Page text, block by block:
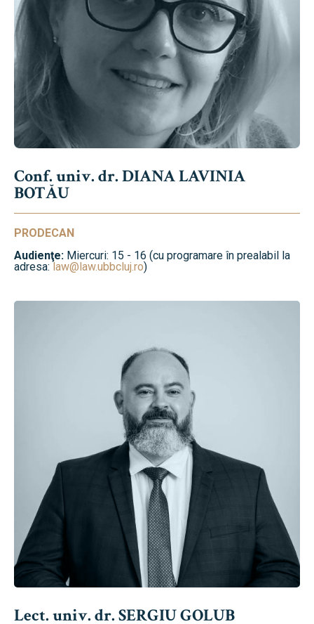
Conf. univ. dr. DIANA LAVINIA
BOTĂU
PRODECAN
Audienţe: Miercuri: 15 - 16 (cu programare în prealabil la
adresa: law@law.ubbcluj.ro)
Lect. univ. dr. SERGIU GOLUB